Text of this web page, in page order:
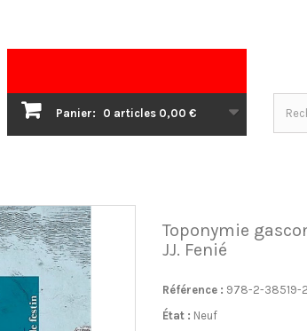
Panier: 0 articles 0,00 €
Toponymie
JJ. Fenié
Référence : 978-2-38519-
État : Neuf